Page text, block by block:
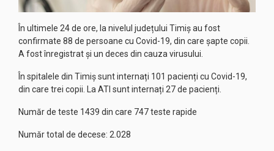
În ultimele 24 de ore, la nivelul județului Timiș au fost
confirmate 88 de persoane cu Covid-19, din care șapte copii.
A fost înregistrat și un deces din cauza virusului.
În spitalele din Timiș sunt internați 101 pacienți cu Covid-19,
din care trei copii. La ATI sunt internați 27 de pacienți.
Număr de teste 1439 din care 747 teste rapide
Număr total de decese: 2.028